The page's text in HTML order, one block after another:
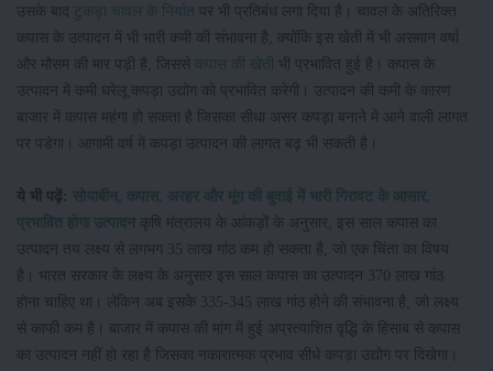
उसके बाद टुकड़ा चावल के निर्यात
पर भी प्रतिबंध लगा दिया है। चावल के अतिरिक्त
कपास के उत्पादन में भी भारी कमी की संभावना है, क्योंकि इस खेती में भी असमान वर्षा
और मौसम की मार पड़ी है, जिससे
कपास की खेती
भी प्रभावित हुई है। कपास के
उत्पादन में कमी घरेलू कपड़ा उद्योग को प्रभावित करेगी। उत्पादन की कमी के कारण
बाजार में कपास महंगा हो सकता है जिसका सीधा असर कपड़ा बनाने में आने वाली लागत
पर पडेगा। आगामी वर्ष में कपड़ा उत्पादन की लागत बढ़ भी सकती है।
ये भी पढ़ें: सोयाबीन, कपास, अरहर और मूंग की बुवाई में भारी गिरावट के आसार,
प्रभावित होगा उत्पादन कृषि मंत्रालय के आंकड़ों के अनुसार, इस साल कपास का
उत्पादन तय लक्ष्य से लगभग 35 लाख गांठ कम हो सकता है, जो एक चिंता का विषय
है। भारत सरकार के लक्ष्य के अनुसार इस साल कपास का उत्पादन 370 लाख गांठ
होना चाहिए था। लेकिन अब इसके 335-345 लाख गांठ होने की संभावना है, जो लक्ष्य
से काफी कम है। बाजार में कपास की मांग में हुई अप्रत्याशित वृद्धि के हिसाब से कपास
का उत्पादन नहीं हो रहा है जिसका नकारात्मक प्रभाव सीधे कपड़ा उद्योग पर दिखेगा।